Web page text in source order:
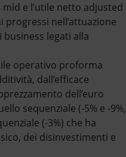
e l’utile netto adjusted
nell’attuazione
legati alla
operativo proforma
dall’efficace
dell’euro
sequenziale (-5% e -9%,
(-3%) che ha
dei disinvestimenti e